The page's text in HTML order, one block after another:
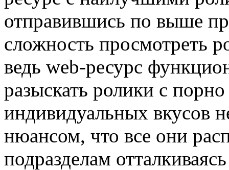
отправившись по выше
сложность просмотреть
ведь web-ресурс
разыскать ролики с
индивидуальных вкусов
нюансом, что все они
подразделам